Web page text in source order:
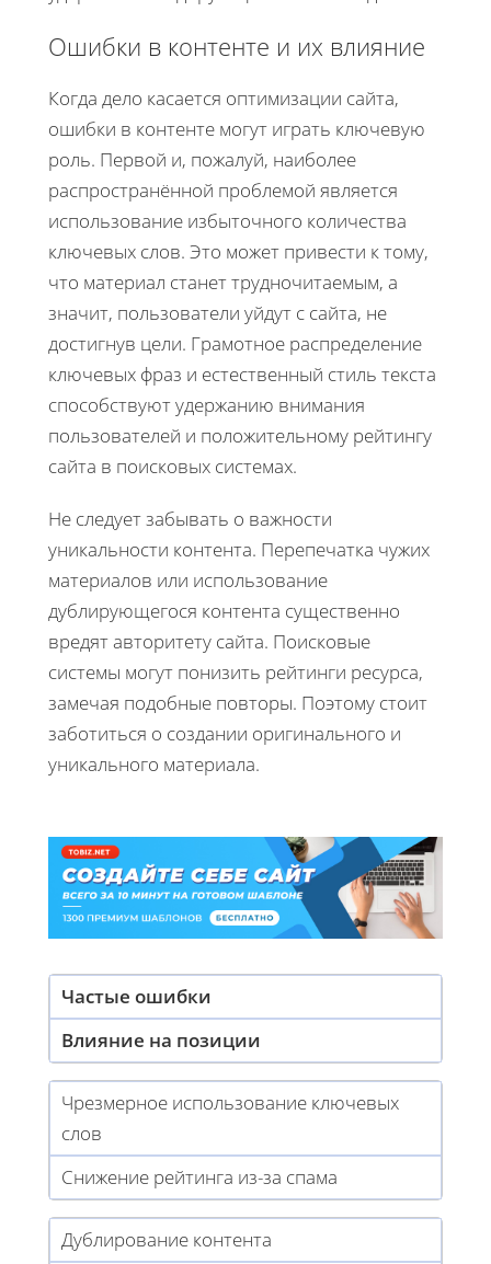
Ошибки в контенте и их влияние
Когда дело касается оптимизации сайта,
ошибки в контенте могут играть ключевую
роль. Первой и, пожалуй, наиболее
распространённой проблемой является
использование избыточного количества
ключевых слов. Это может привести к тому,
что материал станет трудночитаемым, а
значит, пользователи уйдут с сайта, не
достигнув цели. Грамотное распределение
ключевых фраз и естественный стиль текста
способствуют удержанию внимания
пользователей и положительному рейтингу
сайта в поисковых системах.
Не следует забывать о важности
уникальности контента. Перепечатка чужих
материалов или использование
дублирующегося контента существенно
вредят авторитету сайта. Поисковые
системы могут понизить рейтинги ресурса,
замечая подобные повторы. Поэтому стоит
заботиться о создании оригинального и
уникального материала.
Частые ошибки
Влияние на позиции
Чрезмерное использование ключевых
слов
Снижение рейтинга из-за спама
Дублирование контента